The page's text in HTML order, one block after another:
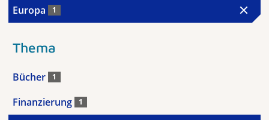
Europa 1
Thema
Bücher 1
Finanzierung 1